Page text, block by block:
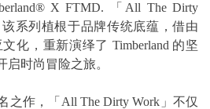
X FTMD. 「All The Dirty
系列植根于品牌传统底蕴，借由
化，重新演绎了 Timberland 的坚
时尚冒险之旅。
作，「All The Dirty Work」不仅